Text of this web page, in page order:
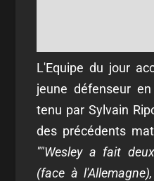
L'Equipe du jour
jeune défenseur
tenu par Sylvain
des précédents
""Wesley a fait
(face à